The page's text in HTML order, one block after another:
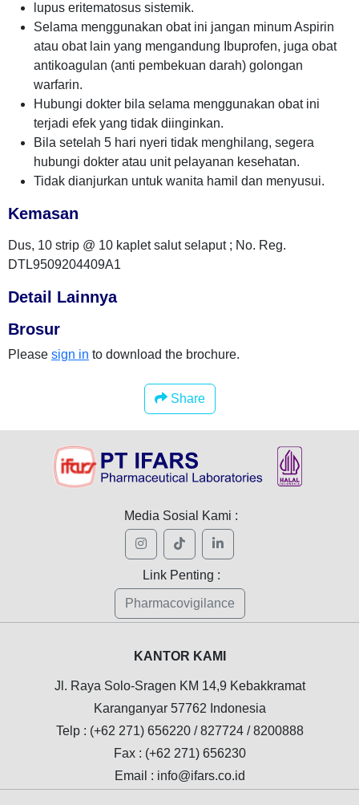
lupus eritematosus sistemik.
Selama menggunakan obat ini jangan minum Aspirin
atau obat lain yang mengandung Ibuprofen, juga obat
antikoagulan (anti pembekuan darah) golongan
warfarin.
Hubungi dokter bila selama menggunakan obat ini
terjadi efek yang tidak diinginkan.
Bila setelah 5 hari nyeri tidak menghilang, segera
hubungi dokter atau unit pelayanan kesehatan.
Tidak dianjurkan untuk wanita hamil dan menyusui.
Kemasan
Dus, 10 strip @ 10 kaplet salut selaput ; No. Reg.
DTL9509204409A1
Detail Lainnya
Brosur
Please sign in to download the brochure.
Share
Media Sosial Kami :
Link Penting :
Pharmacovigilance
KANTOR KAMI
Jl. Raya Solo-Sragen KM 14,9 Kebakkramat
Karanganyar 57762 Indonesia
Telp : (+62 271) 656220 / 827724 / 8200888
Fax : (+62 271) 656230
Email : info@ifars.co.id